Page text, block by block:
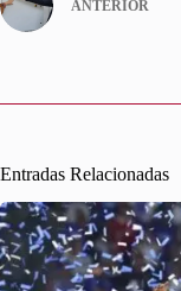
ANTERIOR
Entradas Relacionadas